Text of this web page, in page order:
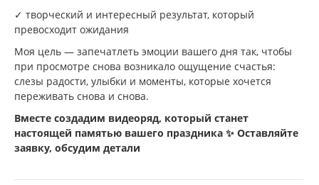
✓ творческий и интересный результат, который
превосходит ожидания
Моя цель — запечатлеть эмоции вашего дня так, чтобы
при просмотре снова возникало ощущение счастья:
слезы радости, улыбки и моменты, которые хочется
переживать снова и снова.
Вместе создадим видеоряд, который станет
настоящей памятью вашего праздника ✨ Оставляйте
заявку, обсудим детали